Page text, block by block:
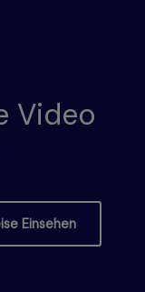
Video
Einsehen